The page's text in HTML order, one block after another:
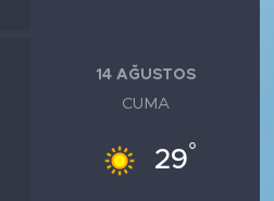
14 AĞUSTOS
CUMA
29°